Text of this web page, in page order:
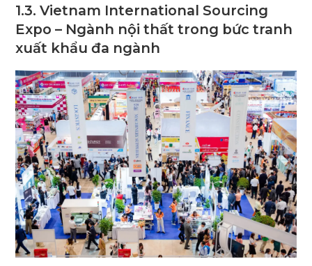
1.3. Vietnam International Sourcing
Expo – Ngành nội thất trong bức tranh
xuất khẩu đa ngành